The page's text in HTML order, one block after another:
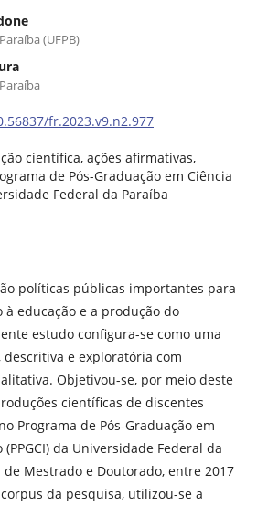
(UFPB)
fr.2023.v9.n2.977
científica, ações afirmativas,
de Pós-Graduação em Ciência
Federal da Paraíba
políticas públicas importantes para
à educação e a produção do
estudo configura-se como uma
e exploratória com
Objetivou-se, por meio deste
científicas de discentes
Programa de Pós-Graduação em
da Universidade Federal da
de Mestrado e Doutorado, entre 2017
da pesquisa, utilizou-se a